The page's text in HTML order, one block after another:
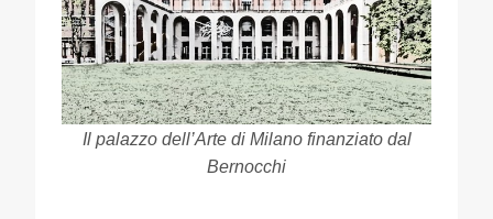
Il palazzo dell’Arte di Milano finanziato dal
Bernocchi